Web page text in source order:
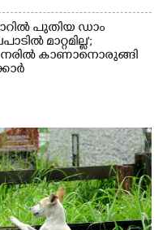
പുതിയ ഡാം
മാറ്റമില്ല';
കാണാനൊരുങ്ങി